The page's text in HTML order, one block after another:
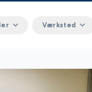
Værksted